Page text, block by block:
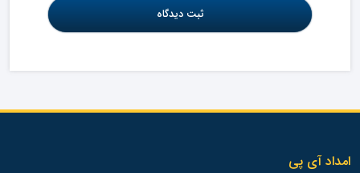
امداد آی پی